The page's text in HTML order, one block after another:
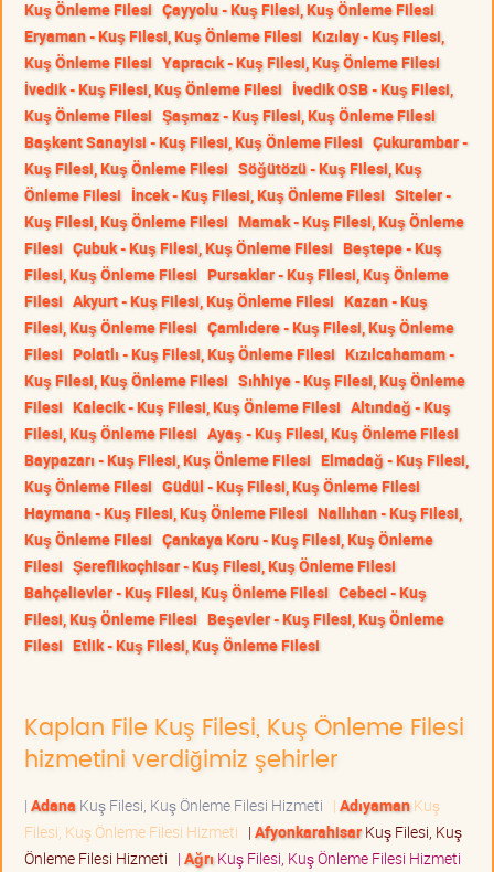
Kuş Önleme Filesi Çayyolu - Kuş Filesi, Kuş Önleme Filesi
Eryaman - Kuş Filesi, Kuş Önleme Filesi Kızılay - Kuş Filesi,
Kuş Önleme Filesi Yapracık - Kuş Filesi, Kuş Önleme Filesi
İvedik - Kuş Filesi, Kuş Önleme Filesi İvedik OSB - Kuş Filesi,
Kuş Önleme Filesi Şaşmaz - Kuş Filesi, Kuş Önleme Filesi
Başkent Sanayisi - Kuş Filesi, Kuş Önleme Filesi Çukurambar -
Kuş Filesi, Kuş Önleme Filesi Söğütözü - Kuş Filesi, Kuş
Önleme Filesi İncek - Kuş Filesi, Kuş Önleme Filesi Siteler -
Kuş Filesi, Kuş Önleme Filesi Mamak - Kuş Filesi, Kuş Önleme
Filesi Çubuk - Kuş Filesi, Kuş Önleme Filesi Beştepe - Kuş
Filesi, Kuş Önleme Filesi Pursaklar - Kuş Filesi, Kuş Önleme
Filesi Akyurt - Kuş Filesi, Kuş Önleme Filesi Kazan - Kuş
Filesi, Kuş Önleme Filesi Çamlıdere - Kuş Filesi, Kuş Önleme
Filesi Polatlı - Kuş Filesi, Kuş Önleme Filesi Kızılcahamam -
Kuş Filesi, Kuş Önleme Filesi Sıhhiye - Kuş Filesi, Kuş Önleme
Filesi Kalecik - Kuş Filesi, Kuş Önleme Filesi Altındağ - Kuş
Filesi, Kuş Önleme Filesi Ayaş - Kuş Filesi, Kuş Önleme Filesi
Baypazarı - Kuş Filesi, Kuş Önleme Filesi Elmadağ - Kuş Filesi,
Kuş Önleme Filesi Güdül - Kuş Filesi, Kuş Önleme Filesi
Haymana - Kuş Filesi, Kuş Önleme Filesi Nallıhan - Kuş Filesi,
Kuş Önleme Filesi Çankaya Koru - Kuş Filesi, Kuş Önleme
Filesi Şereflikoçhisar - Kuş Filesi, Kuş Önleme Filesi
Bahçelievler - Kuş Filesi, Kuş Önleme Filesi Cebeci - Kuş
Filesi, Kuş Önleme Filesi Beşevler - Kuş Filesi, Kuş Önleme
Filesi Etlik - Kuş Filesi, Kuş Önleme Filesi
Kaplan File Kuş Filesi, Kuş Önleme Filesi
hizmetini verdiğimiz şehirler
| Adana Kuş Filesi, Kuş Önleme Filesi Hizmeti | AdıyamanKuş
Filesi, Kuş Önleme Filesi Hizmeti | AfyonkarahisarKuş Filesi, Kuş
Önleme Filesi Hizmeti | Ağrı Kuş Filesi, Kuş Önleme Filesi Hizmeti